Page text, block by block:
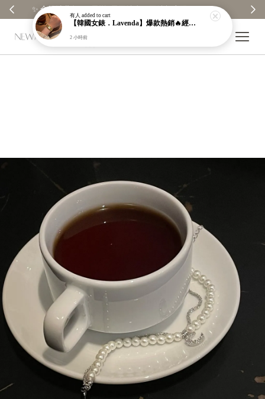
有人 added to cart
【韓國女錶．Lavenda】爆款熱銷🔥經典之作老錢風編織紋理奢華金錶【nk64】
2 小時前